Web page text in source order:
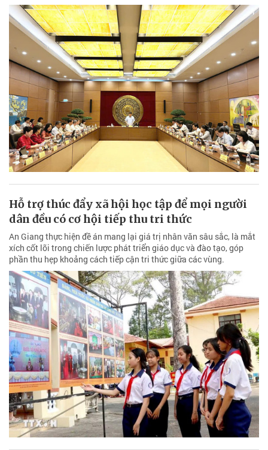
Hỗ trợ thúc đẩy xã hội học tập để mọi người
dân đều có cơ hội tiếp thu tri thức
An Giang thực hiện đề án mang lại giá trị nhân văn sâu sắc, là mắt
xích cốt lõi trong chiến lược phát triển giáo dục và đào tạo, góp
phần thu hẹp khoảng cách tiếp cận tri thức giữa các vùng.